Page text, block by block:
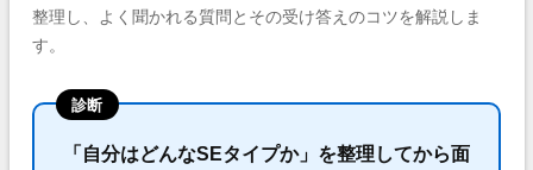
整理し、よく聞かれる質問とその受け答えのコツを解説しま
す。
診断
「自分はどんなSEタイプか」を整理してから面